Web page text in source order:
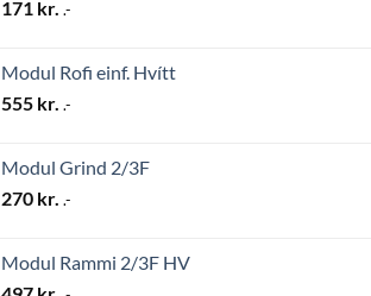
171 kr. .-
Modul Rofi einf. Hvítt
555 kr. .-
Modul Grind 2/3F
270 kr. .-
Modul Rammi 2/3F HV